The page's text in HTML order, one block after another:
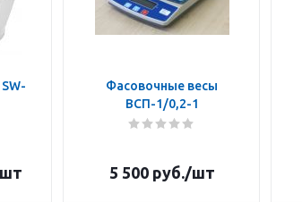
Фасовочные весы
ВСП-1/0,2-1
5 500руб./шт